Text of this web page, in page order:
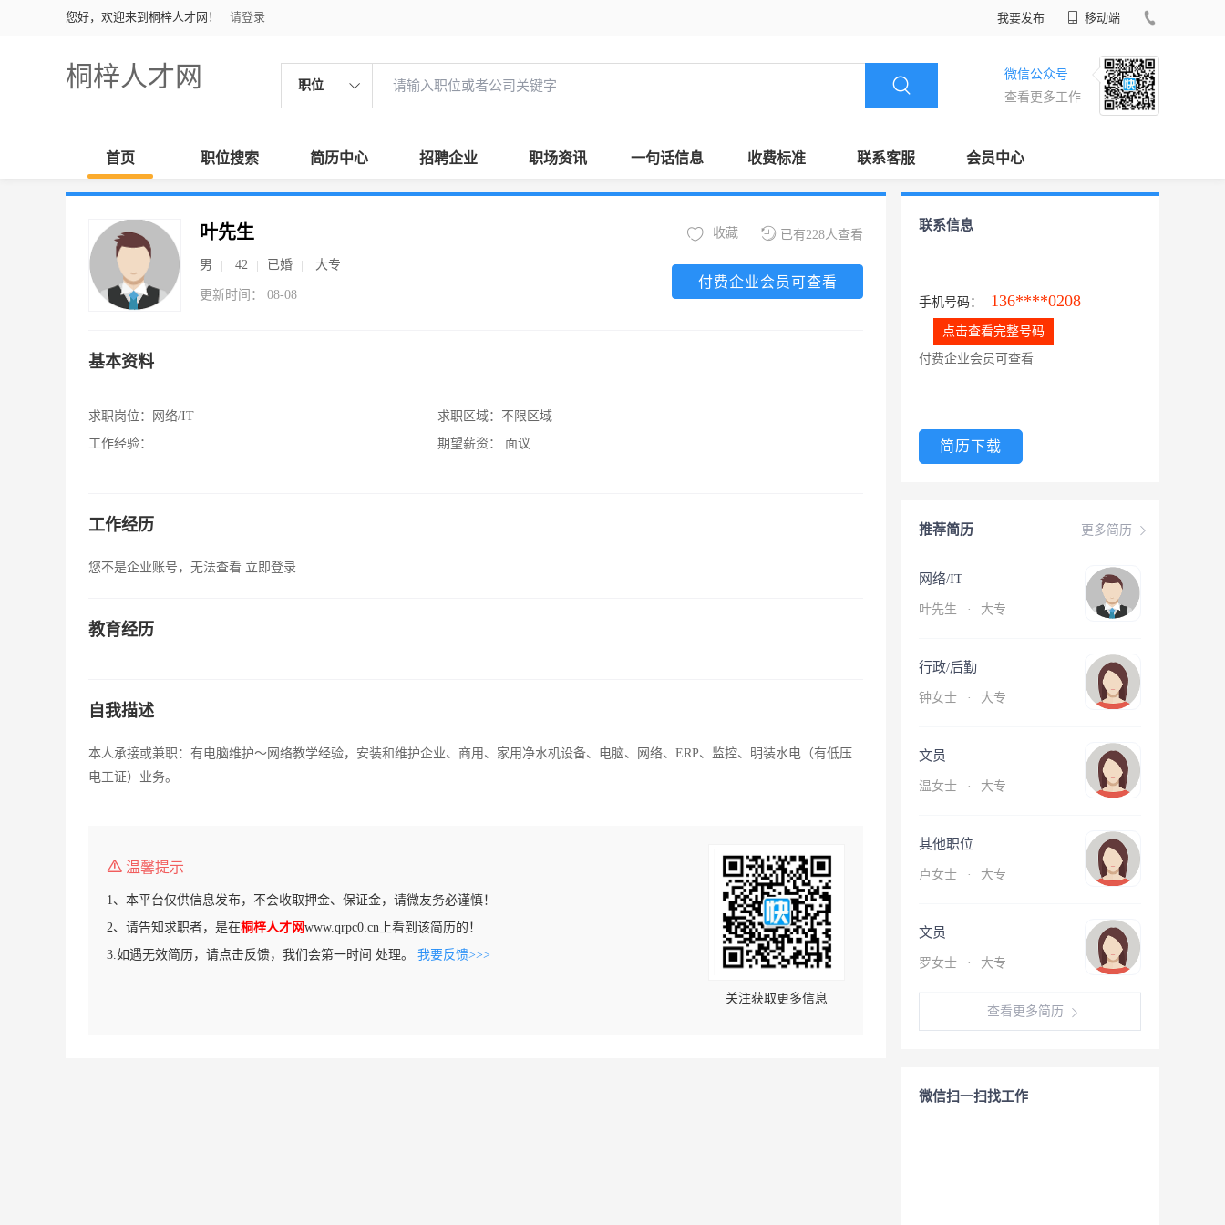
您好，欢迎来到桐梓人才网！ 请登录 我要发布 移动端
桐梓人才网 职位
微信公众号
查看更多工作
首页 职位搜索 简历中心 招聘企业 职场资讯 一句话信息 收费标准 联系客服 会员中心
叶先生
男 42 已婚 大专
更新时间： 08-08
已有228人查看
收藏
付费企业会员可查看
基本资料
求职岗位：
网络/IT
工作经验：
求职区域： 不限区域
期望薪资：
面议
工作经历
您不是企业账号，无法查看 立即登录
教育经历
自我描述
本人承接或兼职：有电脑维护～网络教学经验，安装和维护企业、商用、家用净水机设备、电脑、网络、ERP、监控、明装水电（有低压
电工证）业务。
温馨提示
1、本平台仅供信息发布，不会收取押金、保证金，请微友务必谨慎！
2、请告知求职者，是在桐梓人才网www.qrpc0.cn上看到该简历的！
3.如遇无效简历，请点击反馈，我们会第一时间 处理。 我要反馈>>>
关注获取更多信息
联系信息
手机号码： 136****0208
点击查看完整号码
付费企业会员可查看
简历下载
更多简历
推荐简历
网络/IT
叶先生 · 大专
行政/后勤
钟女士 · 大专
文员
温女士 · 大专
其他职位
卢女士 · 大专
文员
罗女士 · 大专
查看更多简历
微信扫一扫找工作